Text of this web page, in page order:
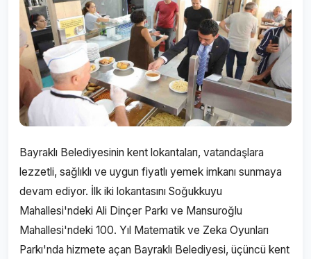
Bayraklı Belediyesinin kent lokantaları, vatandaşlara
lezzetli, sağlıklı ve uygun fiyatlı yemek imkanı sunmaya
devam ediyor. İlk iki lokantasını Soğukkuyu
Mahallesi'ndeki Ali Dinçer Parkı ve Mansuroğlu
Mahallesi'ndeki 100. Yıl Matematik ve Zeka Oyunları
Parkı'nda hizmete açan Bayraklı Belediyesi, üçüncü kent